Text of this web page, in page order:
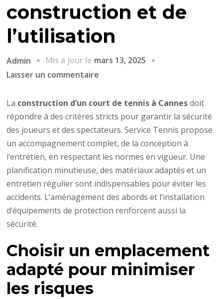
construction et de
l’utilisation
Admin Mis à jour le mars 13, 2025
Laisser un commentaire
d’un
court
de
tennis
à
Cannes
:
Assurer
la
de
construction
La construction d’un court de tennis à Cannesdoit
répondre à des critères stricts pour garantir la sécurité
des joueurs et des spectateurs. Service Tennis propose
un accompagnement complet, de la conception à
l’entretien, en respectant les normes en vigueur. Une
planification minutieuse, des matériaux adaptés et un
entretien régulier sont indispensables pour éviter les
accidents. L’aménagement des abords et l’installation
d’équipements de protection renforcent aussi la
sécurité.
Choisir un emplacement
adapté pour minimiser
les risques